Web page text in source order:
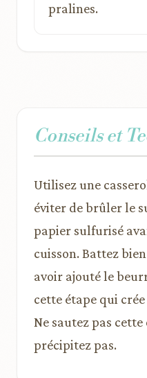
pralines.
Conseils et
Utilisez une
éviter de brûler le
papier sulfurisé
cuisson. Battez
avoir ajouté le
cette étape qui
Ne sautez pas cette
précipitez pas.